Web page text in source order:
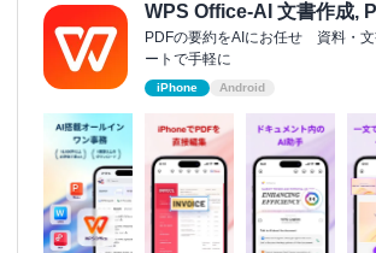
WPS Office-AI 文書作成,
PDFの要約をAIにお任せ 資料・
ートで手軽に
iPhone Android